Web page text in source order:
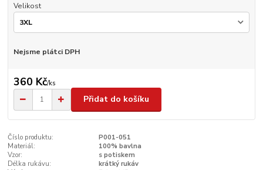
Velikost
Nejsme plátci DPH
360 Kč/ks
Přidat do košíku
Číslo produktu:
P001-051
Materiál:
100% bavlna
Vzor:
s potiskem
Délka rukávu:
krátký rukáv